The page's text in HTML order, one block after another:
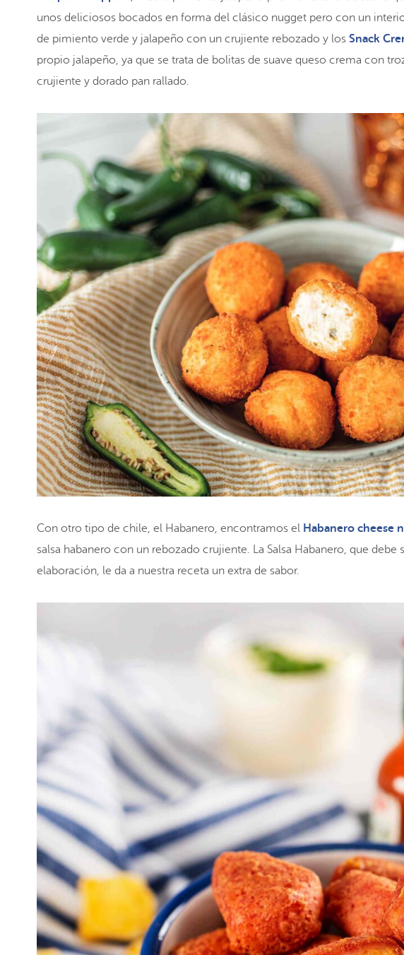
unos deliciosos bocados en forma del clásico nugget pero con un
de pimiento verde y jalapeño con un crujiente rebozado y los Snack
propio jalapeño, ya que se trata de bolitas de suave queso crema con
crujiente y dorado pan rallado.
Con otro tipo de chile, el Habanero, encontramos el Habanero cheese
salsa habanero con un rebozado crujiente. La Salsa Habanero, que
elaboración, le da a nuestra receta un extra de sabor.